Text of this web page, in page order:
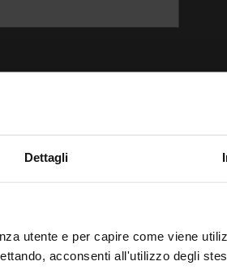
Dettagli
utente e per capire come viene
acconsenti all'utilizzo degli